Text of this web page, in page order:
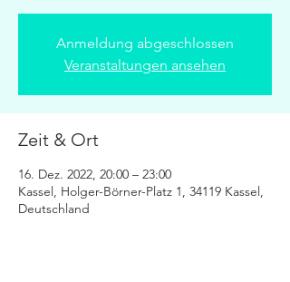
Anmeldung abgeschlossen
Veranstaltungen ansehen
Zeit & Ort
16. Dez. 2022, 20:00 – 23:00
Kassel, Holger-Börner-Platz 1, 34119 Kassel,
Deutschland